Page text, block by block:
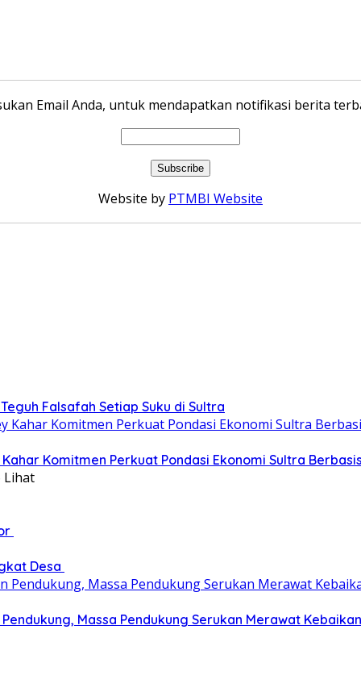
Email Anda, untuk mendapatkan notifikasi berita
Website by PTMBI Website
Falsafah Setiap Suku di Sultra
Komitmen Perkuat Pondasi Ekonomi Sultra
Lihat
Desa
Massa Pendukung Serukan Merawat